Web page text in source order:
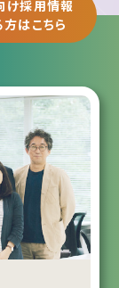
け採用情報
はこちら